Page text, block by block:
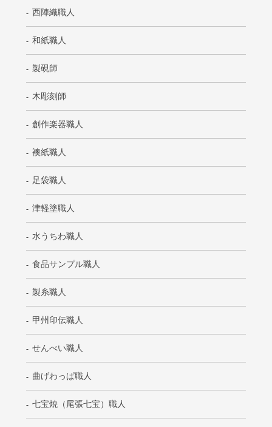
西陣織職人
和紙職人
製硯師
木彫刻師
創作楽器職人
襖紙職人
足袋職人
津軽塗職人
水うちわ職人
食品サンプル職人
製糸職人
甲州印伝職人
せんべい職人
曲げわっぱ職人
七宝焼（尾張七宝）職人